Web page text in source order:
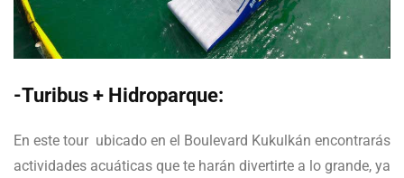
-Turibus + Hidroparque:
En este tour ubicado en el Boulevard Kukulkán encontrarás
actividades acuáticas que te harán divertirte a lo grande, ya